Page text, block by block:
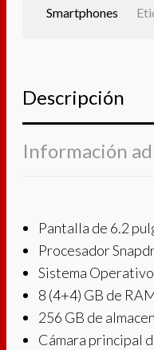
Smartphones
Descripción
Información
Pantalla de 6.2
Procesador
Sistema
8 (4+4) GB de
256 GB de
Cámara principal